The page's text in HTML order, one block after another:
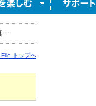
一
トップヘ